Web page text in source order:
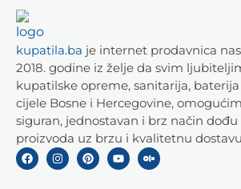
kupatila.ba je internet prodavnica
2018. godine iz želje da svim
kupatilske opreme, sanitarija,
cijele Bosne i Hercegovine,
siguran, jednostavan i brz način
proizvoda uz brzu i kvalitetnu